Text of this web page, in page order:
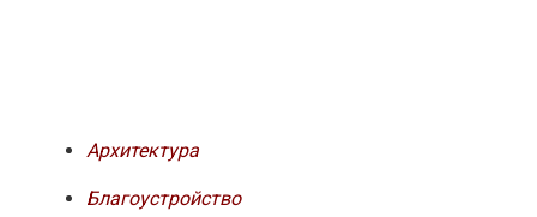
Архитектура
Благоустройство